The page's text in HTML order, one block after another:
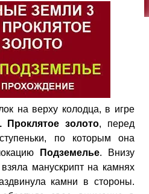
на верху колодца, в игре
золото, перед
по которым она
Подземелье. Внизу
манускрипт на камнях
камни в стороны.